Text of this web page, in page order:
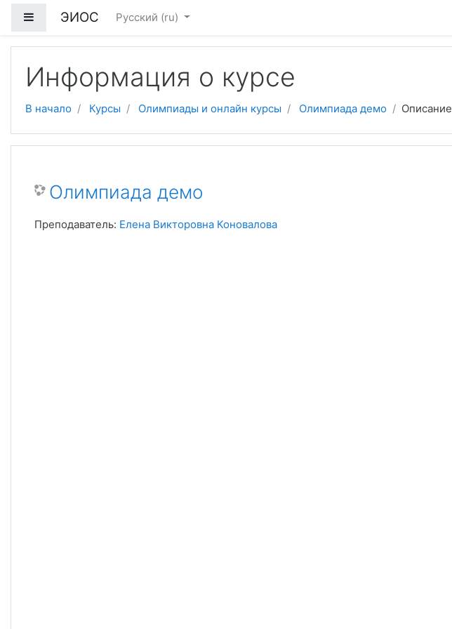
Боковая панель
ЭИОС Русский ‎(ru)‎
Информация о курсе
В начало Курсы Олимпиады и онлайн курсы Олимпиада демо Описание
Олимпиада демо
Преподаватель: Елена Викторовна Коновалова